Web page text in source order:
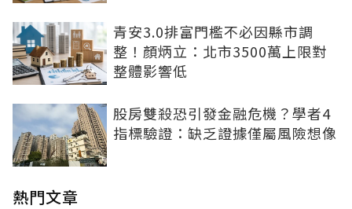
青安3.0排富門檻不必因縣市調
整！顏炳立：北市3500萬上限對
整體影響低
股房雙殺恐引發金融危機？學者4
指標驗證：缺乏證據僅屬風險想像
熱門文章